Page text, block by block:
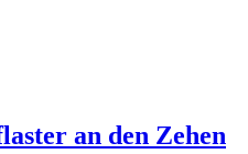
an den Zehen